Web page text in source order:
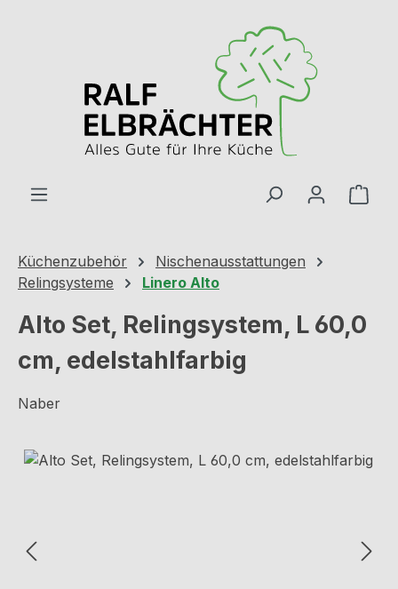
Küchenzubehör
Nischenausstattungen
Relingsysteme
Linero Alto
Alto Set, Relingsystem, L 60,0
cm, edelstahlfarbig
Naber
Bildergalerie überspringen